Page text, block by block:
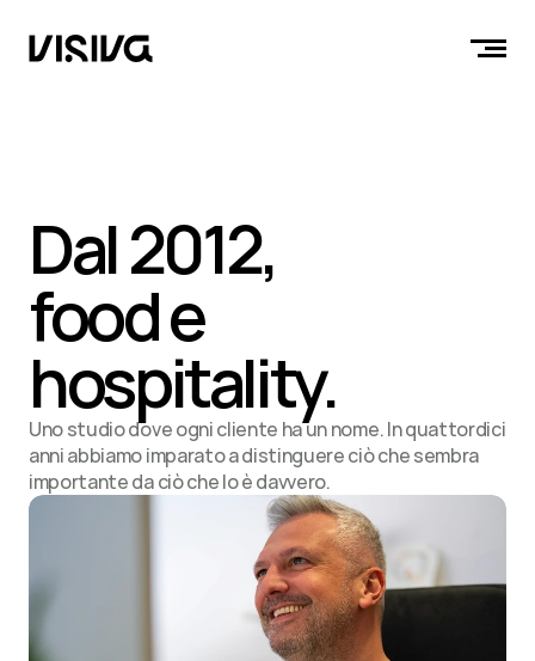
Dal 2012,
food e
hospitality.
Uno studio dove ogni cliente ha un nome. In quattordici
anni abbiamo imparato a distinguere ciò che sembra
importante da ciò che lo è davvero.